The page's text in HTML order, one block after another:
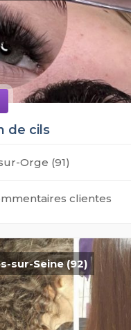
de cils
Orge (91)
clientes
sur-Seine (92)